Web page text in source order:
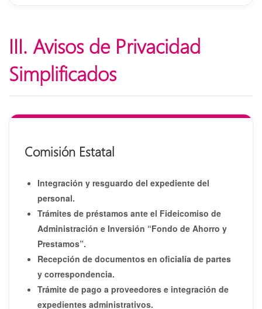
III. Avisos de Privacidad
Simplificados
Comisión Estatal
Integración y resguardo del expediente del
personal.
Trámites de préstamos ante el Fideicomiso de
Administración e Inversión “Fondo de Ahorro y
Prestamos”.
Recepción de documentos en oficialía de partes
y correspondencia.
Trámite de pago a proveedores e integración de
expedientes administrativos.